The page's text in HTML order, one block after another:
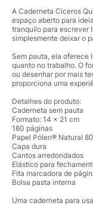
A Caderneta Ciceros
espaço aberto para
tranquilo para escrever
simplesmente deixar o
Sem pauta, ela oferece
quanto no trabalho. O
ou desenhar por mais
proporciona uma
Detalhes do produto:
Caderneta sem pauta
Formato: 14 x 21 cm
160 páginas
Papel Pólen® Natural
Capa dura
Cantos arredondados
Elástico para
Fita marcadora de
Bolsa pasta interna
Uma caderneta para